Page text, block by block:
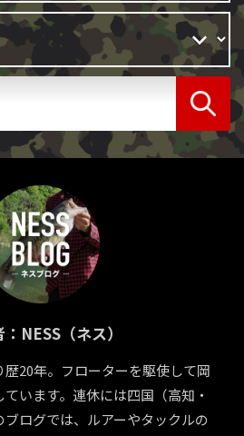
NESS（ネス）
20年。フローターを駆使して岡
います。連休には四国（高知・
ログでは、ルアーやタックルの